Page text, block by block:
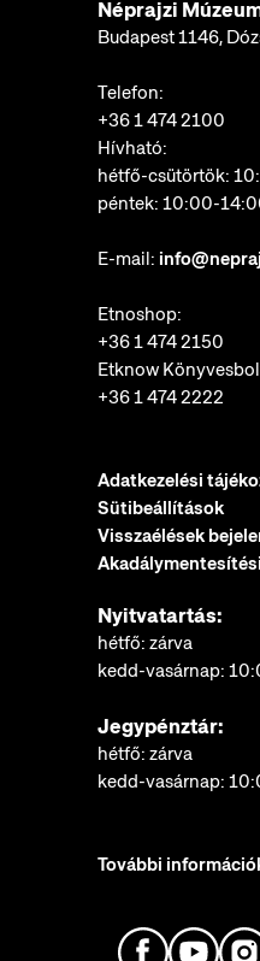
Néprajzi
Budapest 1146,
Telefon:
+36 1 474 2100
Hívható:
hétfő-csütörtök:
péntek: 10:00-
E-mail:
Etnoshop:
+36 1 474 2150
Etknow
+36 1 474 2222
Adatkezelési
Sütibeállítások
Visszaélések
Nyitvatartás:
hétfő: zárva
kedd-vasárnap:
Jegypénztár:
hétfő: zárva
kedd-vasárnap:
További